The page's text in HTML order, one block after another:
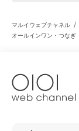
マルイウェブチャネル /
オールインワン・つなぎ